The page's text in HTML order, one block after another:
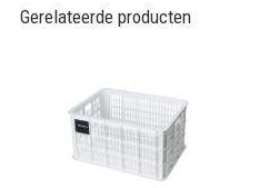
Gerelateerde producten